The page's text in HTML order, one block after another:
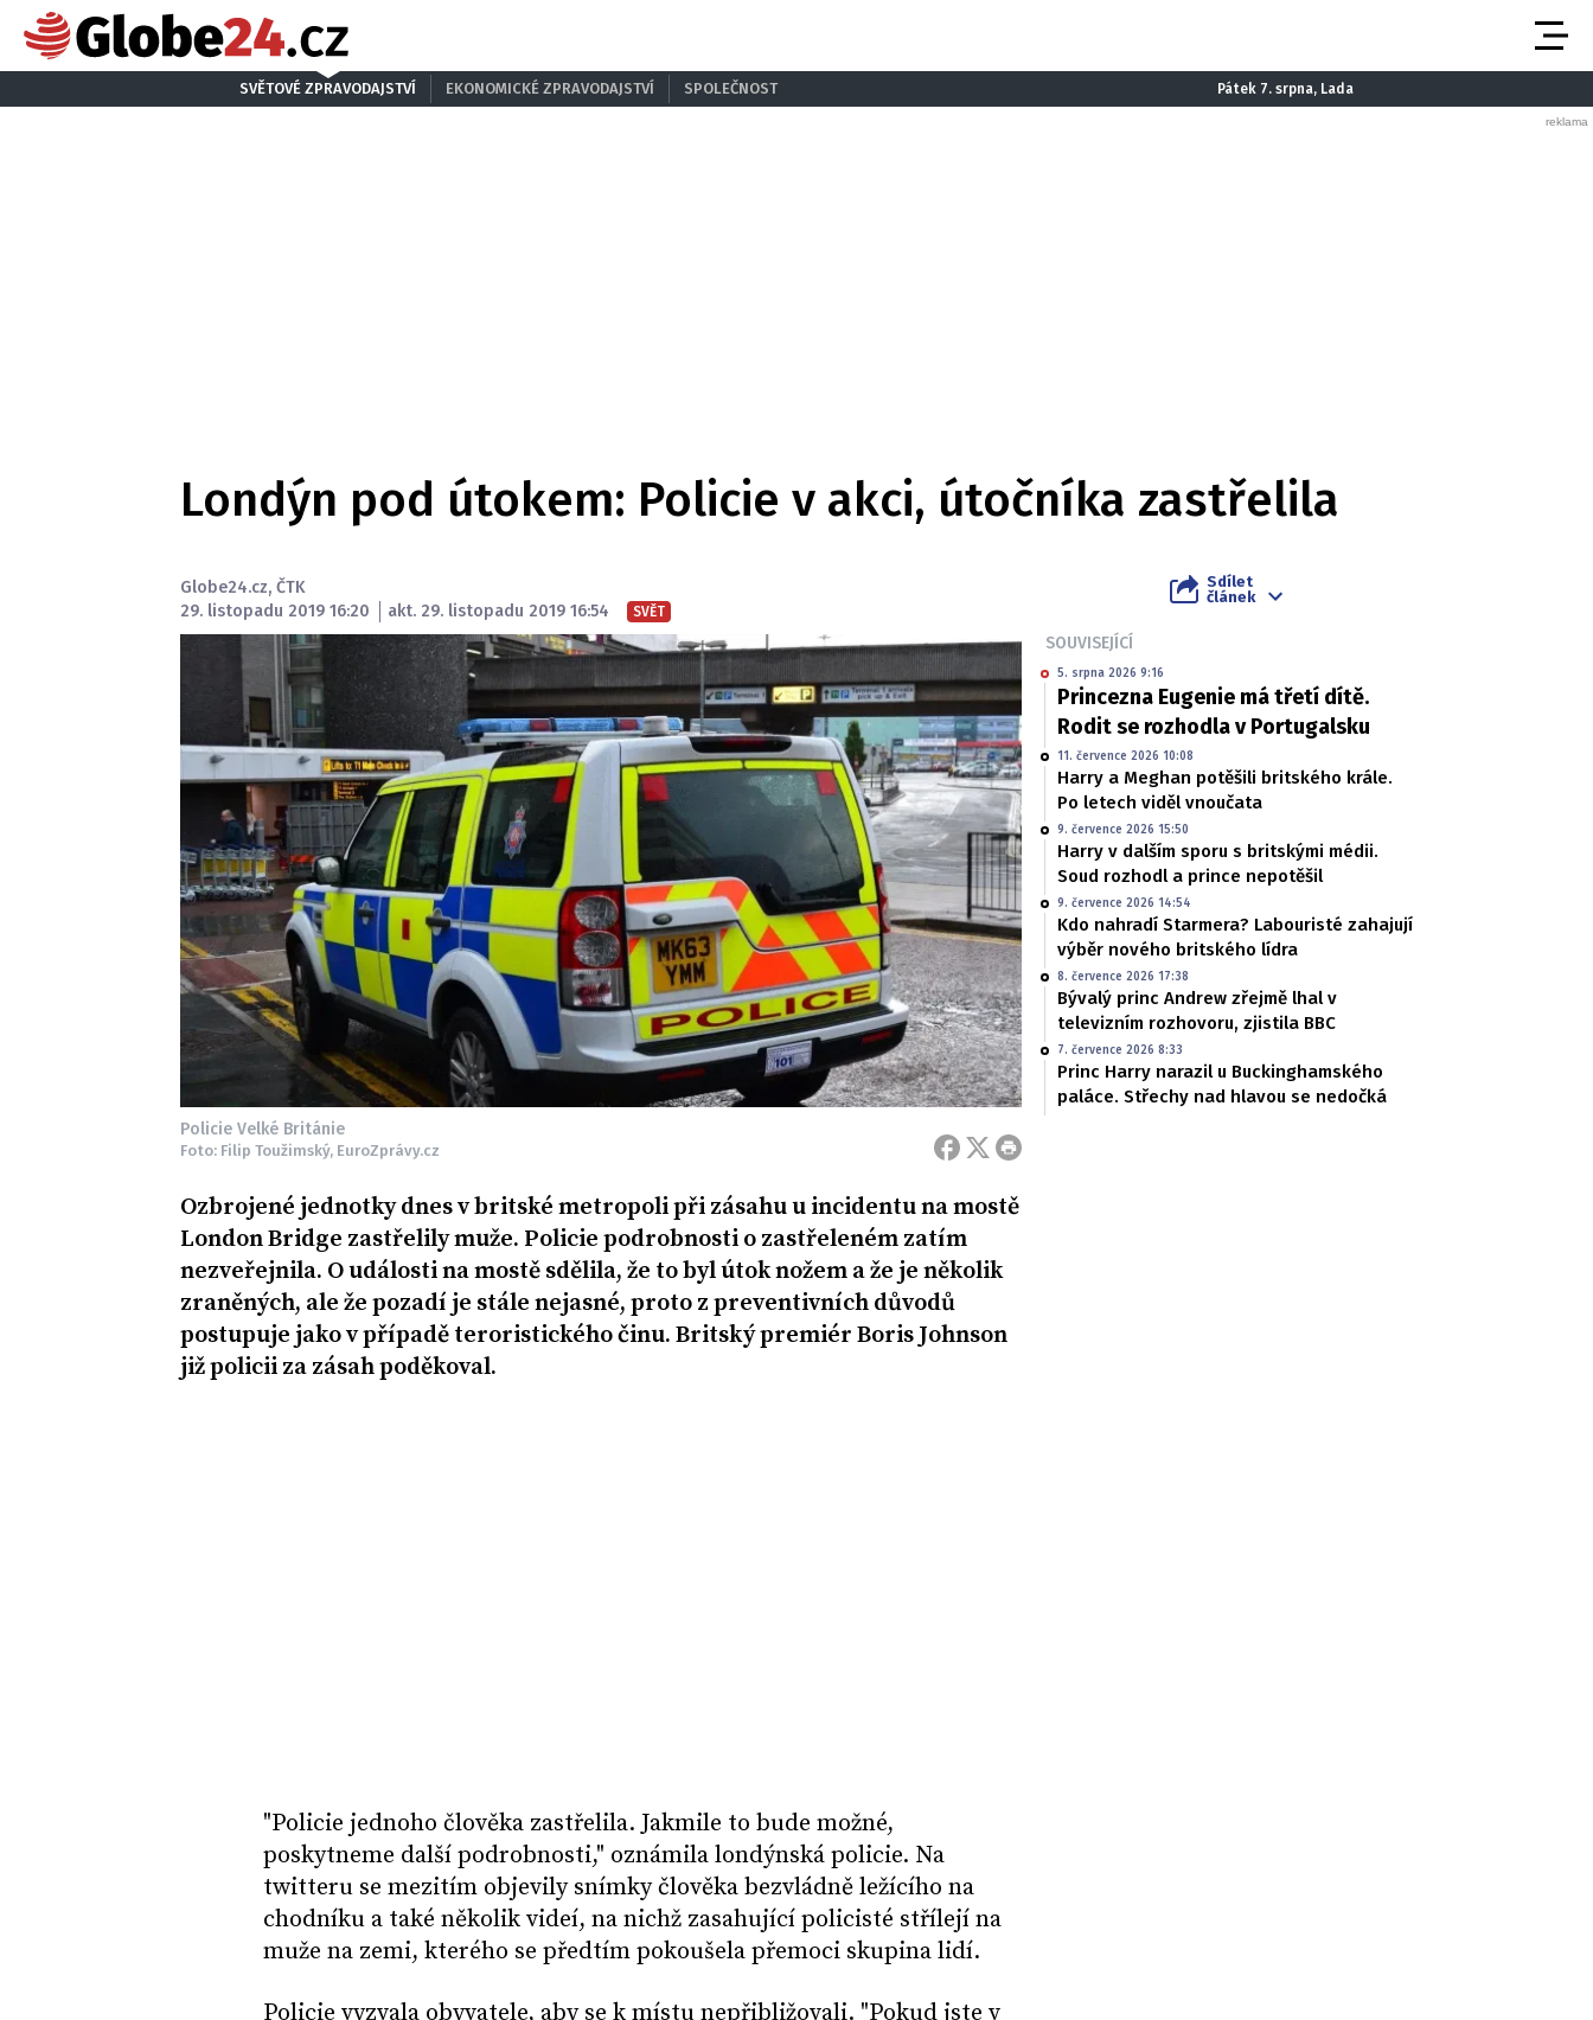
SVĚTOVÉ ZPRAVODAJSTVÍ EKONOMICKÉ ZPRAVODAJSTVÍ SPOLEČNOST Pátek 7. srpna, Lada
Londýn pod útokem: Policie v akci, útočníka zastřelila
Globe24.cz, ČTK
29. listopadu 2019 16:20
akt. 29. listopadu 2019 16:54 SVĚT
Sdílet
článek
Policie Velké Británie
Foto: Filip Toužimský, EuroZprávy.cz
Ozbrojené jednotky dnes v britské metropoli při zásahu u incidentu na mostě
London Bridge zastřelily muže. Policie podrobnosti o zastřeleném zatím
nezveřejnila. O události na mostě sdělila, že to byl útok nožem a že je několik
zraněných, ale že pozadí je stále nejasné, proto z preventivních důvodů
postupuje jako v případě teroristického činu. Britský premiér Boris Johnson
již policii za zásah poděkoval.
"Policie jednoho člověka zastřelila. Jakmile to bude možné,
poskytneme další podrobnosti," oznámila londýnská policie. Na
twitteru se mezitím objevily snímky člověka bezvládně ležícího na
chodníku a také několik videí, na nichž zasahující policisté střílejí na
muže na zemi, kterého se předtím pokoušela přemoci skupina lidí.
Policie vyzvala obyvatele, aby se k místu nepřibližovali. "Pokud jste v
SOUVISEJÍCÍ
5. srpna 2026 9:16
Princezna Eugenie má třetí dítě.
Rodit se rozhodla v Portugalsku
11. července 2026 10:08
Harry a Meghan potěšili britského krále.
Po letech viděl vnoučata
9. července 2026 15:50
Harry v dalším sporu s britskými médii.
Soud rozhodl a prince nepotěšil
9. července 2026 14:54
Kdo nahradí Starmera? Labouristé zahajují
výběr nového britského lídra
8. července 2026 17:38
Bývalý princ Andrew zřejmě lhal v
televizním rozhovoru, zjistila BBC
7. července 2026 8:33
Princ Harry narazil u Buckinghamského
paláce. Střechy nad hlavou se nedočká